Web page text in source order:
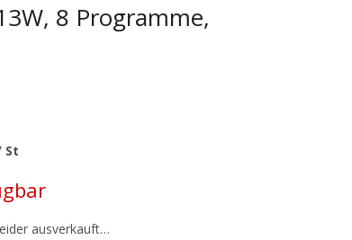
8 Programme,
St
ausverkauft…